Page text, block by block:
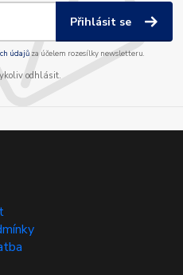
Přihlásit se
údajůza účelem rozesílky newsletteru.
odhlásit.